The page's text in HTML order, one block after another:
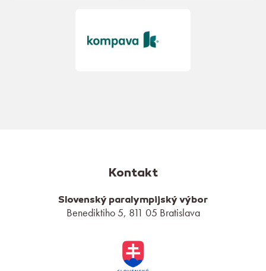
Kontakt
Slovenský paralympijský výbor
Benediktiho 5, 811 05 Bratislava